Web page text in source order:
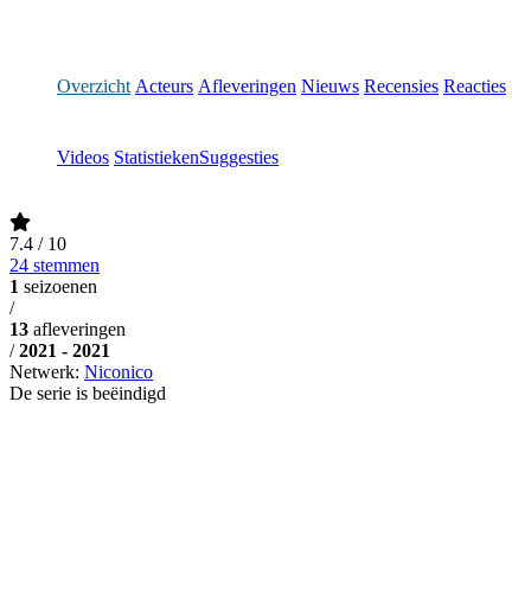
Overzicht Acteurs Afleveringen Nieuws Recensies Reacties
Videos StatistiekenSuggesties
7.4 / 10
24 stemmen
1 seizoenen
/
13 afleveringen
/ 2021 - 2021
Netwerk: Niconico
De serie is beëindigd